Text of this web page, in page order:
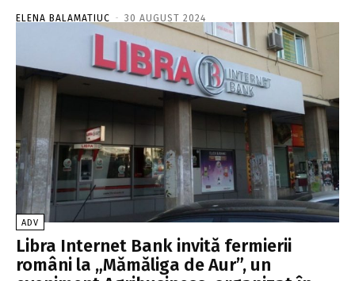
ELENA BALAMATIUC - 30 AUGUST 2024
ADV
Libra Internet Bank invită fermierii
români la „Mămăliga de Aur”, un